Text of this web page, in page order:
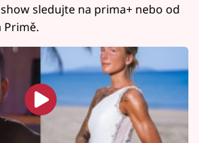
sledujte na prima+ nebo od
Primě.